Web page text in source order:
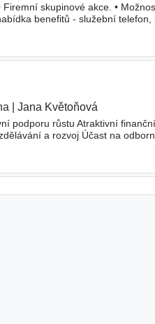
skupinové akce. •
benefitů - služební
Jana Květoňová
podporu růstu Atraktivní
a rozvoj Účast na